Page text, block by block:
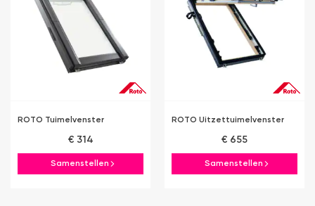
ROTO Tuimelvenster
€ 314
Samenstellen
ROTO Uitzettuimelvenster
€ 655
Samenstellen